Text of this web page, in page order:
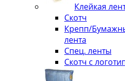
Клейкая
Скотч
Крепп/
лента
Спец. ленты
Скотч с